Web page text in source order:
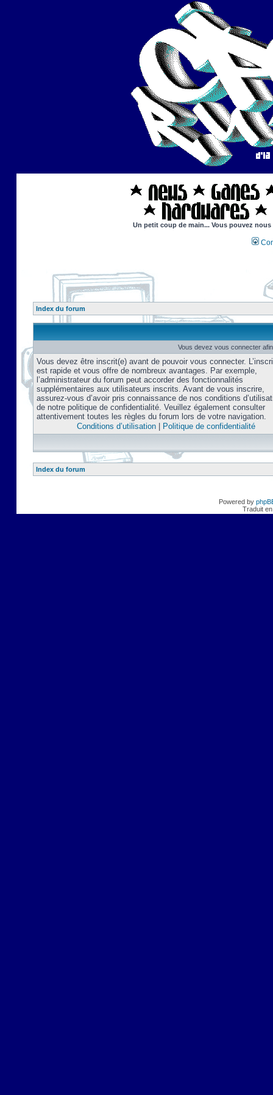
Un petit coup de main... Vous pouvez
Index du forum
Vous devez vous connecter
Vous devez être inscrit(e) avant de pouvoir vous connecter.
est rapide et vous offre de nombreux avantages. Par exemple,
l’administrateur du forum peut accorder des fonctionnalités
supplémentaires aux utilisateurs inscrits. Avant de vous inscrire,
assurez-vous d’avoir pris connaissance de nos conditions
de notre politique de confidentialité. Veuillez également consulter
attentivement toutes les règles du forum lors de votre navigation.
Conditions d’utilisation| Politique de confidentialité
Index du forum
Powered by
Traduit